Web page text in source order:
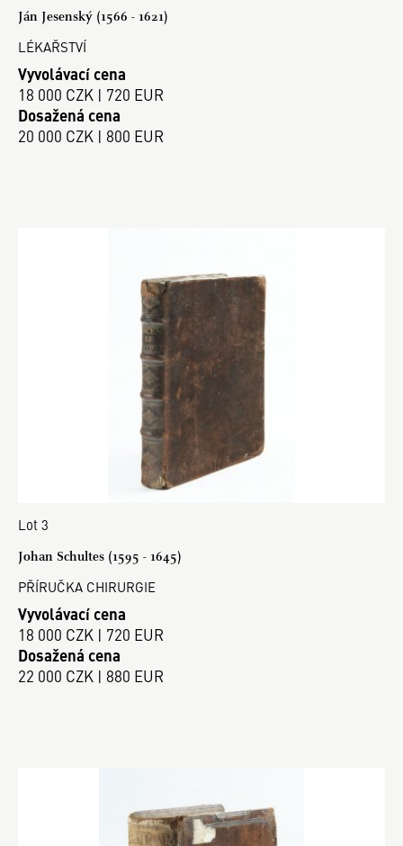
Ján Jesenský (1566 - 1621)
LÉKAŘSTVÍ
Vyvolávací cena
18 000 CZK | 720 EUR
Dosažená cena
20 000 CZK | 800 EUR
Lot 3
Johan Schultes (1595 - 1645)
PŘÍRUČKA CHIRURGIE
Vyvolávací cena
18 000 CZK | 720 EUR
Dosažená cena
22 000 CZK | 880 EUR